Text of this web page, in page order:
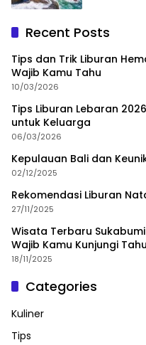
Recent Posts
Tips dan Trik Liburan
Wajib Kamu Tahu
10/03/2026
Tips Liburan Lebaran
untuk Keluarga
06/03/2026
Kepulauan Bali dan
02/12/2025
Rekomendasi Liburan
27/11/2025
Wisata Terbaru
Wajib Kamu Kunjungi
18/11/2025
Categories
Kuliner
Tips